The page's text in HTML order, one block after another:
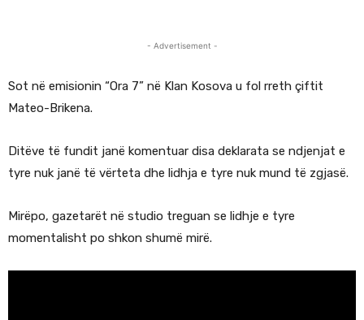
- Advertisement -
Sot në emisionin “Ora 7” në Klan Kosova u fol rreth çiftit
Mateo-Brikena.
Ditëve të fundit janë komentuar disa deklarata se ndjenjat e
tyre nuk janë të vërteta dhe lidhja e tyre nuk mund të zgjasë.
Mirëpo, gazetarët në studio treguan se lidhje e tyre
momentalisht po shkon shumë mirë.